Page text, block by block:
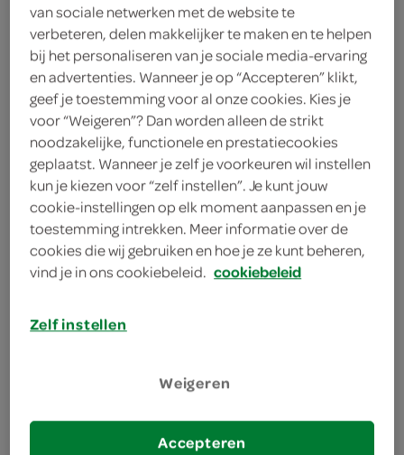
2.
85
1 Liter
Let op: aanbiedingen zijn niet zichtbaar bij de
producten, maar worden wél automatisch
verwerkt in de winkelmand.
sfeer en veiligheid
dit is een fles van 1 liter
van sociale netwerken met de website te
verbeteren, delen makkelijker te maken en te helpen
bij het personaliseren van je sociale media-ervaring
en advertenties. Wanneer je op “Accepteren” klikt,
geef je toestemming voor al onze cookies. Kies je
voor “Weigeren”? Dan worden alleen de strikt
noodzakelijke, functionele en prestatiecookies
geplaatst. Wanneer je zelf je voorkeuren wil instellen
kun je kiezen voor “zelf instellen”. Je kunt jouw
cookie-instellingen op elk moment aanpassen en je
toestemming intrekken. Meer informatie over de
cookies die wij gebruiken en hoe je ze kunt beheren,
vind je in ons cookiebeleid. cookiebeleid
Zelf instellen
Weigeren
Accepteren